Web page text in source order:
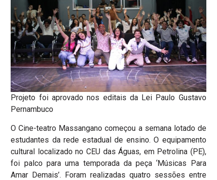
Projeto foi aprovado nos editais da Lei Paulo Gustavo
Pernambuco
O Cine-teatro Massangano começou a semana lotado de
estudantes da rede estadual de ensino. O equipamento
cultural localizado no CEU das Águas, em Petrolina (PE),
foi palco para uma temporada da peça ‘Músicas Para
Amar Demais’. Foram realizadas quatro sessões entre